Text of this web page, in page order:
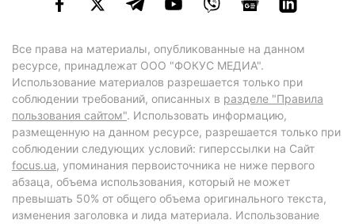
Все права на материалы, опубликованные на данном
ресурсе, принадлежат ООО "ФОКУС МЕДИА".
Использование материалов разрешается только при
соблюдении требований, описанных в разделе "Правила
пользования сайтом". Использовать информацию,
размещенную на данном ресурсе, разрешается только при
соблюдении следующих условий: гиперссылки на Сайт
focus.ua, упоминания первоисточника не ниже первого
абзаца, объема использования, который не может
превышать 50% от общего объема оригинального текста,
изменения заголовка и лида материала. Использование